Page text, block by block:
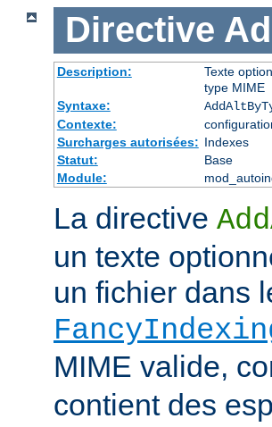
Directive
Description:
Texte
type MIME
Syntaxe:
Contexte:
Surcharges autorisées: Indexes
Statut:
Base
Module:
La directive
un texte
un fichier dans
MIME valide,
contient des